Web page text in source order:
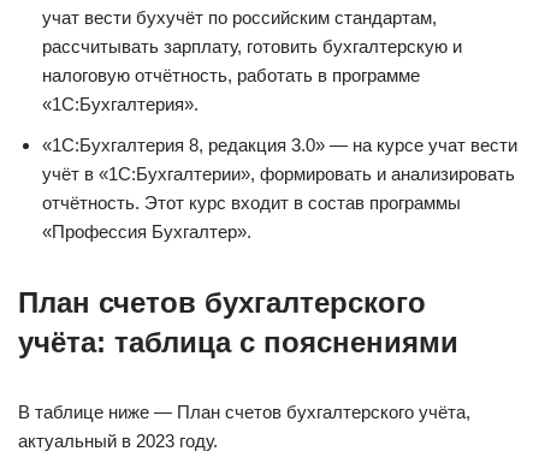
учат вести бухучёт по российским стандартам,
рассчитывать зарплату, готовить бухгалтерскую и
налоговую отчётность, работать в программе
«1С:Бухгалтерия».
«1С:Бухгалтерия 8, редакция 3.0» — на курсе учат вести
учёт в «1С:Бухгалтерии», формировать и анализировать
отчётность. Этот курс входит в состав программы
«Профессия Бухгалтер».
План счетов бухгалтерского
учёта: таблица с пояснениями
В таблице ниже — План счетов бухгалтерского учёта,
актуальный в 2023 году.